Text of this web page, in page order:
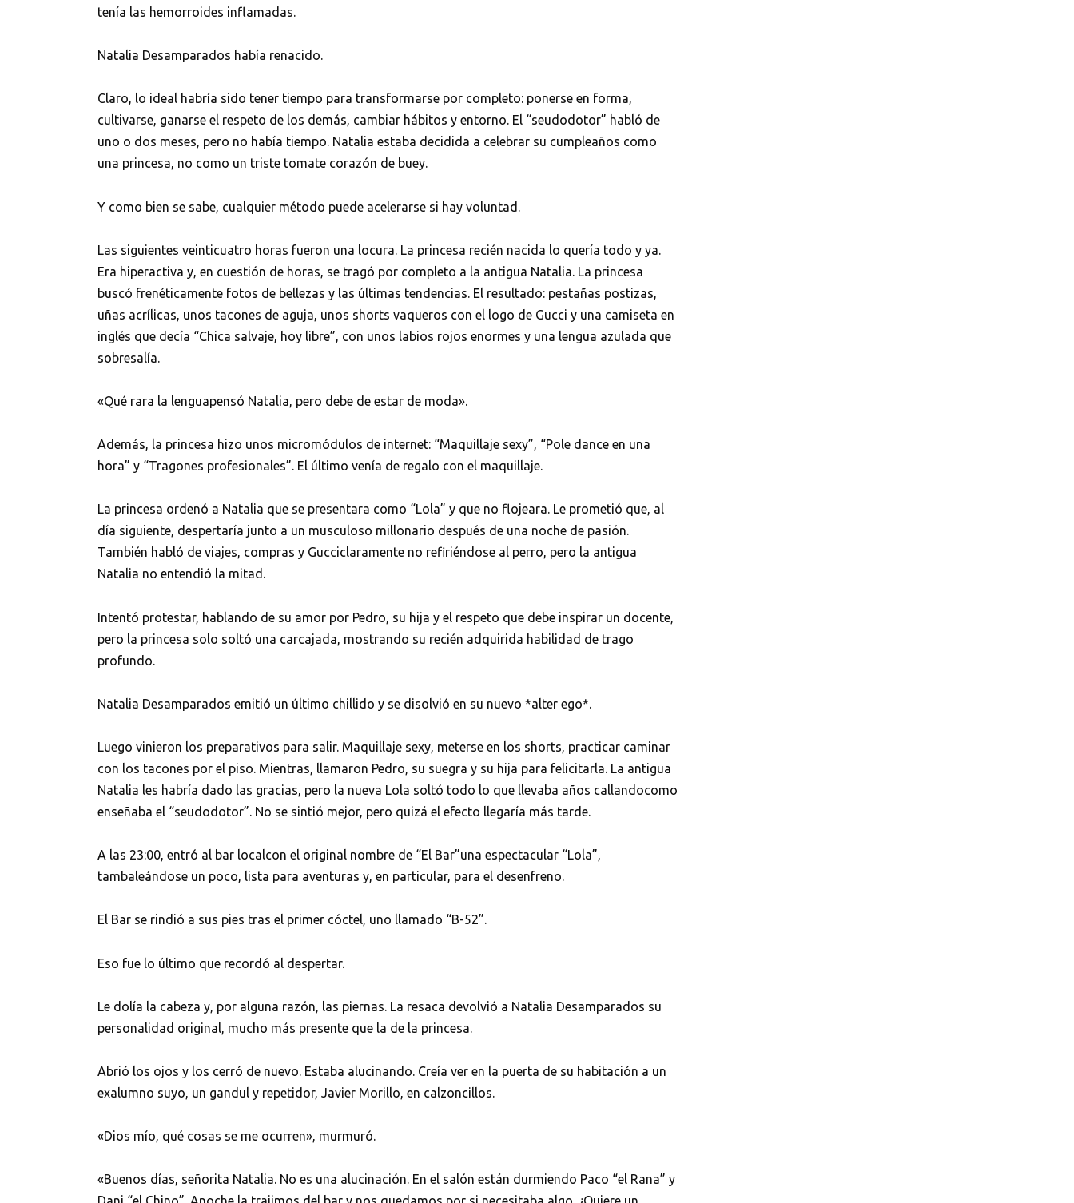
tenía las hemorroides inflamadas.
Natalia Desamparados había renacido.
Claro, lo ideal habría sido tener tiempo para transformarse por completo: ponerse en forma,
cultivarse, ganarse el respeto de los demás, cambiar hábitos y entorno. El “seudodotor” habló de
uno o dos meses, pero no había tiempo. Natalia estaba decidida a celebrar su cumpleaños como
una princesa, no como un triste tomate corazón de buey.
Y como bien se sabe, cualquier método puede acelerarse si hay voluntad.
Las siguientes veinticuatro horas fueron una locura. La princesa recién nacida lo quería todo y ya.
Era hiperactiva y, en cuestión de horas, se tragó por completo a la antigua Natalia. La princesa
buscó frenéticamente fotos de bellezas y las últimas tendencias. El resultado: pestañas postizas,
uñas acrílicas, unos tacones de aguja, unos shorts vaqueros con el logo de Gucci y una camiseta en
inglés que decía “Chica salvaje, hoy libre”, con unos labios rojos enormes y una lengua azulada que
sobresalía.
«Qué rara la lenguapensó Natalia, pero debe de estar de moda».
Además, la princesa hizo unos micromódulos de internet: “Maquillaje sexy”, “Pole dance en una
hora” y “Tragones profesionales”. El último venía de regalo con el maquillaje.
La princesa ordenó a Natalia que se presentara como “Lola” y que no flojeara. Le prometió que, al
día siguiente, despertaría junto a un musculoso millonario después de una noche de pasión.
También habló de viajes, compras y Gucciclaramente no refiriéndose al perro, pero la antigua
Natalia no entendió la mitad.
Intentó protestar, hablando de su amor por Pedro, su hija y el respeto que debe inspirar un docente,
pero la princesa solo soltó una carcajada, mostrando su recién adquirida habilidad de trago
profundo.
Natalia Desamparados emitió un último chillido y se disolvió en su nuevo *alter ego*.
Luego vinieron los preparativos para salir. Maquillaje sexy, meterse en los shorts, practicar caminar
con los tacones por el piso. Mientras, llamaron Pedro, su suegra y su hija para felicitarla. La antigua
Natalia les habría dado las gracias, pero la nueva Lola soltó todo lo que llevaba años callandocomo
enseñaba el “seudodotor”. No se sintió mejor, pero quizá el efecto llegaría más tarde.
A las 23:00, entró al bar localcon el original nombre de “El Bar”una espectacular “Lola”,
tambaleándose un poco, lista para aventuras y, en particular, para el desenfreno.
El Bar se rindió a sus pies tras el primer cóctel, uno llamado “B-52”.
Eso fue lo último que recordó al despertar.
Le dolía la cabeza y, por alguna razón, las piernas. La resaca devolvió a Natalia Desamparados su
personalidad original, mucho más presente que la de la princesa.
Abrió los ojos y los cerró de nuevo. Estaba alucinando. Creía ver en la puerta de su habitación a un
exalumno suyo, un gandul y repetidor, Javier Morillo, en calzoncillos.
«Dios mío, qué cosas se me ocurren», murmuró.
«Buenos días, señorita Natalia. No es una alucinación. En el salón están durmiendo Paco “el Rana” y